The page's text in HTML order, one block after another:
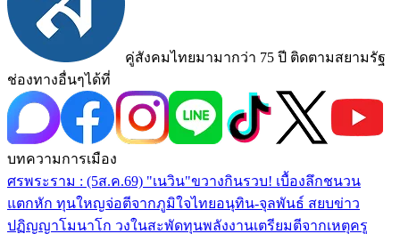
คู่สังคมไทยมามากว่า 75 ปี ติดตามสยามรัฐ
ช่องทางอื่นๆได้ที่
บทความการเมือง
ศรพระราม : (5ส.ค.69) "เนวิน"ขวางกินรวบ! เบื้องลึกชนวน
แตกหัก ทุนใหญจ่อตีจากภูมิใจไทยอนุทิน-จุลพันธ์ สยบข่าว
ปฏิญญาโมนาโก วงในสะพัดทุนพลังงานเตรียมตีจากเหตุครู